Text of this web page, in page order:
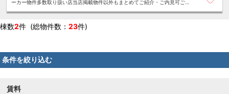
ーカー物件多数取り扱い店当店掲載物件以外もまとめてご紹介・ご内見可ご予
棟数2件 (総物件数： 23件)
条件を絞り込む
賃料